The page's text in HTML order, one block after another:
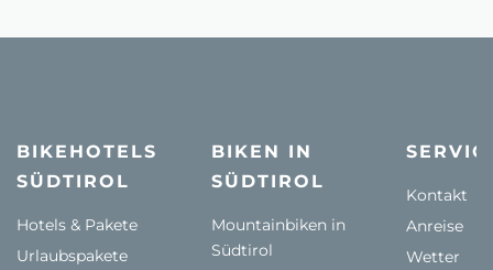
BIKEHOTELS
SÜDTIROL
Hotels & Pakete
Urlaubspakete
BIKEN IN
SÜDTIROL
Mountainbiken in
Südtirol
Kontakt
Anreise
Wetter